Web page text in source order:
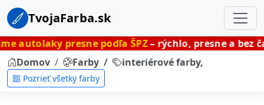
TvojaFarba.sk
presne podľa ŠPZ– rýchlo, presne a bez čakania.
Domov
Farby interiérové farby,
Pozrieť všetky farby